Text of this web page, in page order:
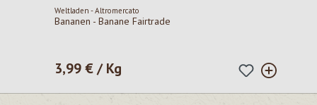
Weltladen - Altromercato
Bananen - Banane Fairtrade
Regulärer Preis:
3,99 € / Kg